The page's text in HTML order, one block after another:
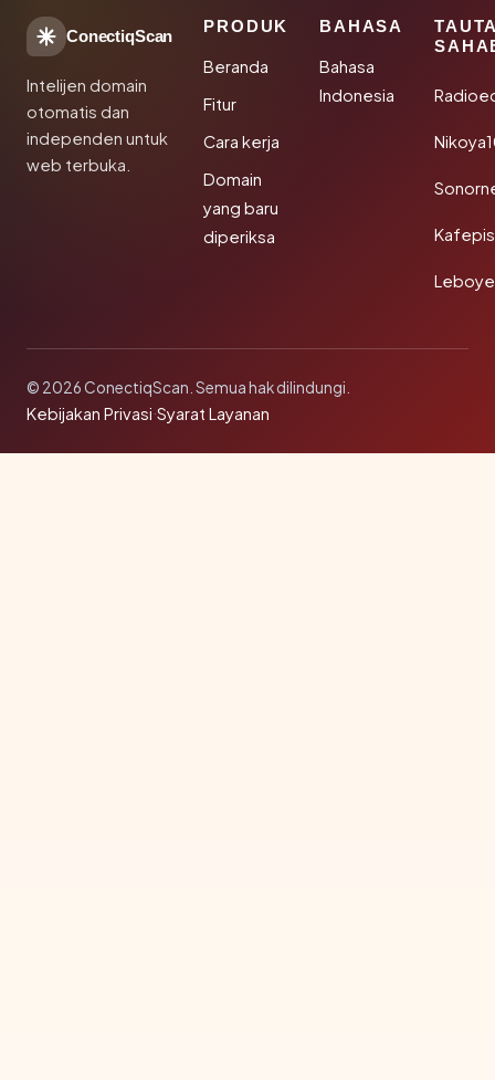
ConectiqScan
Intelijen domain
otomatis dan
independen untuk
web terbuka.
PRODUK
Beranda
Fitur
Cara kerja
Domain
yang baru
diperiksa
BAHASA
Bahasa
Indonesia
© 2026 ConectiqScan. Semua hak dilindungi.
Kebijakan Privasi·Syarat Layanan